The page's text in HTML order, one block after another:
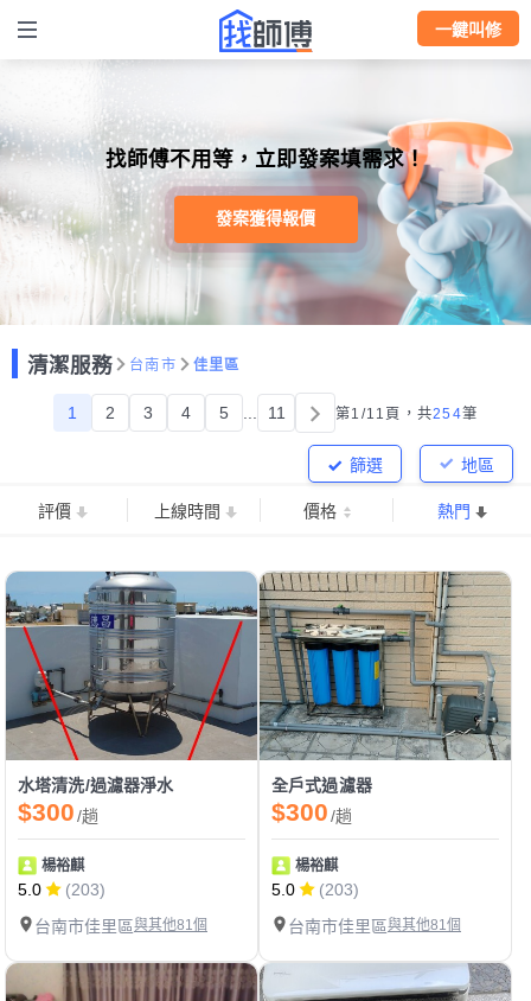
一鍵叫修
找師傅不用等，立即發案填需求！
發案獲得報價
清潔服務 台南市 佳里區
1 2 3 4 5 11 第1/11頁， 共254筆
地區
篩選
評價 上線時間 價格 熱門
水塔清洗/過濾器淨水
$300/趟
楊裕麒
5.0
(203)
台南市佳里區與其他81個
全戶式過濾器
$300/趟
楊裕麒
5.0
(203)
台南市佳里區與其他81個